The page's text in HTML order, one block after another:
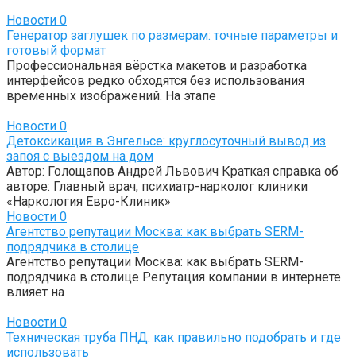
Новости 0
Генератор заглушек по размерам: точные параметры и
готовый формат
Профессиональная вёрстка макетов и разработка
интерфейсов редко обходятся без использования
временных изображений. На этапе
Новости 0
Детоксикация в Энгельсе: круглосуточный вывод из
запоя с выездом на дом
Автор: Голощапов Андрей Львович Краткая справка об
авторе: Главный врач, психиатр-нарколог клиники
«Наркология Евро-Клиник»
Новости 0
Агентство репутации Москва: как выбрать SERM-
подрядчика в столице
Агентство репутации Москва: как выбрать SERM-
подрядчика в столице Репутация компании в интернете
влияет на
Новости 0
Техническая труба ПНД: как правильно подобрать и где
использовать